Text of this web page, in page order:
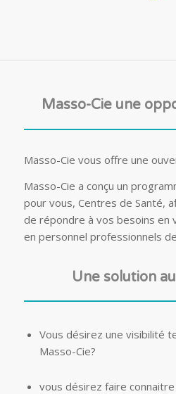
Masso-Cie une
Masso-Cie vous offre une
Masso-Cie a conçu un
pour vous, Centres de Santé,
de répondre à vos besoins en
en personnel professionnels
Une solution
Vous désirez une visibilité
Masso-Cie?
vous désirez faire